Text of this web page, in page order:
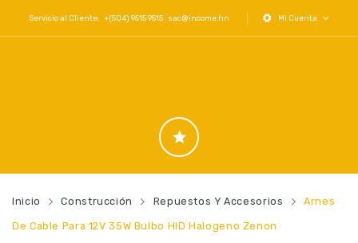
Servicio al Cliente: +(504) 9515 9515 sac@income.hn Mi Cuenta
Inicio Construcción Repuestos Y Accesorios Arnes
De Cable Para 12V 35W Bulbo HID Halogeno Zenon